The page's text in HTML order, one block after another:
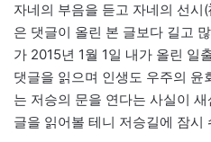
자네의 부음을 듣고 자네의 선
은 댓글이 올린 본 글보다 길고
가 2015년 1월 1일 내가 올린 일
댓글을 읽으며 인생도 우주의 윤
는 저승의 문을 연다는 사실이
글을 읽어볼 테니 저승길에 잠시